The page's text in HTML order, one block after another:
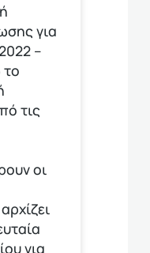
για
–
το
τις
οι
για